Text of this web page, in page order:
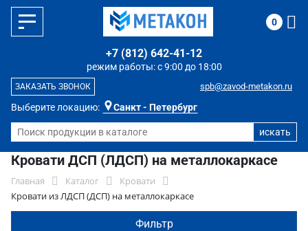
Выберите локацию: Санкт - Петербург
режим работы: с 9:00 до 18:00
+7 (812) 642-41-12
spb@zavod-metakon.ru
ЗАКАЗАТЬ ЗВОНОК
0
Кровати ДСП (ЛДСП) на металлокаркасе
Главная Каталог
Кровати
Кровати из ЛДСП (ДСП) на металлокаркасе
Фильтр